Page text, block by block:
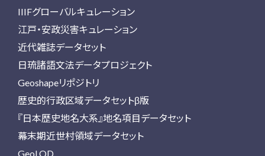
IIIFグローバルキュレーション
江戸・安政災害キュレーション
近代雑誌データセット
日琉諸語文法データプロジェクト
Geoshapeリポジトリ
歴史的行政区域データセットβ版
『日本歴史地名大系』地名項目データセット
幕末期近世村領域データセット
GeoLOD